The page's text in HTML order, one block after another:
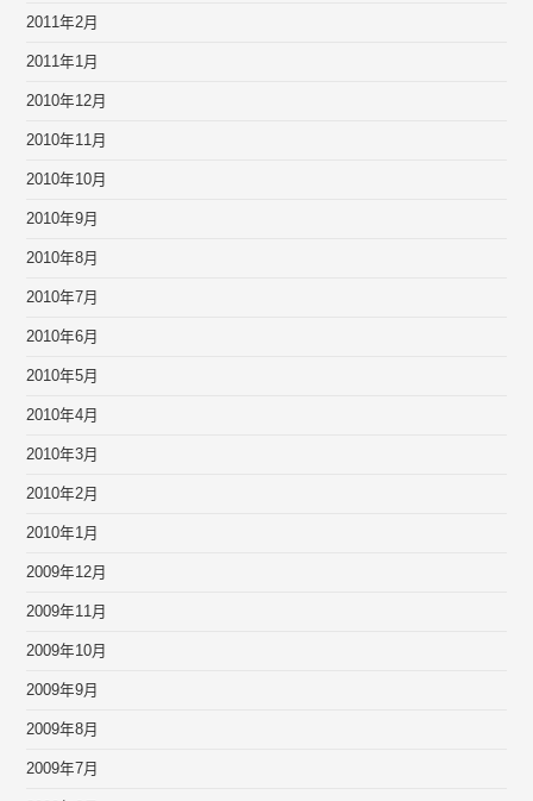
2011年2月
2011年1月
2010年12月
2010年11月
2010年10月
2010年9月
2010年8月
2010年7月
2010年6月
2010年5月
2010年4月
2010年3月
2010年2月
2010年1月
2009年12月
2009年11月
2009年10月
2009年9月
2009年8月
2009年7月